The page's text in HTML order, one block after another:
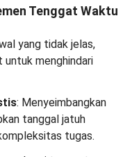
Tenggat Waktu
yang tidak jelas,
menghindari
: Menyeimbangkan
tanggal jatuh
tugas.